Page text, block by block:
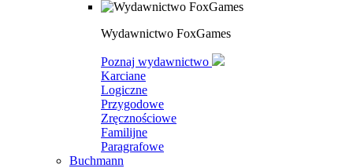
Wydawnictwo FoxGames
Poznaj wydawnictwo
Karciane
Logiczne
Przygodowe
Zręcznościowe
Familijne
Paragrafowe
Buchmann